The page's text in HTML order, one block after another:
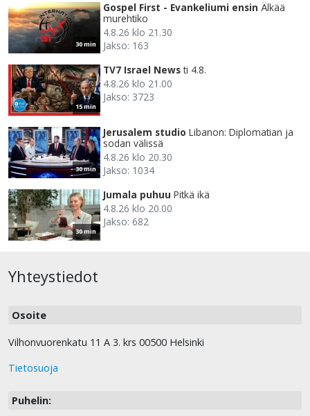
30 min
Gospel First - Evankeliumi ensin Älkää
murehtiko
4.8.26 klo 21.30
Jakso: 163
15 min
TV7 Israel News ti 4.8.
4.8.26 klo 21.00
Jakso: 3723
30 min
Jerusalem studio Libanon: Diplomatian ja
sodan välissä
4.8.26 klo 20.30
Jakso: 1034
30 min
Jumala puhuu Pitkä ikä
4.8.26 klo 20.00
Jakso: 682
Yhteystiedot
Osoite
Vilhonvuorenkatu 11 A 3. krs 00500 Helsinki
Tietosuoja
Puhelin: